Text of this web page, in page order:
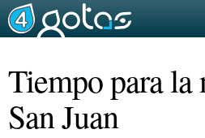
Tiempo para la
San Juan